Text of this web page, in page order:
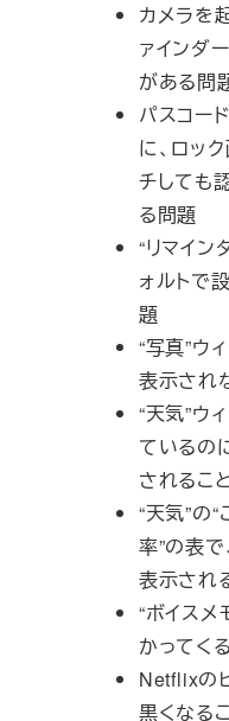
カメラを
ァインダ
がある問
パスコー
に、ロッ
チしても
る問題
“リマイ
ォルトで
題
“写真”ウ
表示され
“天気”ウ
ているの
されるこ
“天気”の
率”の表
表示され
“ボイス
かってく
Netflixの
黒くなる